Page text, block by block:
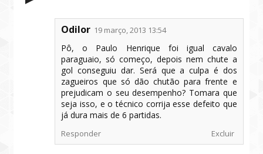
Odilor 19 março, 2013 13:54
Pô, o Paulo Henrique foi igual cavalo
paraguaio, só começo, depois nem chute a
gol conseguiu dar. Será que a culpa é dos
zagueiros que só dão chutão para frente e
prejudicam o seu desempenho? Tomara que
seja isso, e o técnico corrija esse defeito que
já dura mais de 6 partidas.
Responder Excluir